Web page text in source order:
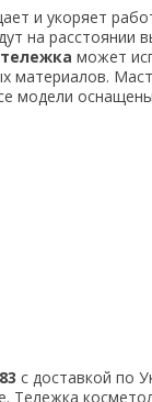
и укоряет
на расстоянии
может
материалов.
модели
с доставкой по
Тележка